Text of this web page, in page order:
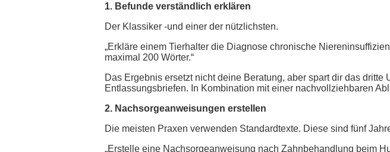
1. Befunde verständlich erklären
Der Klassiker -und einer der nützlichsten.
„Erkläre einem Tierhalter die Diagnose chronische
maximal 200 Wörter.“
Das Ergebnis ersetzt nicht deine Beratung, aber spart dir das
Entlassungsbriefen. In Kombination mit einer nachvollziehbaren
2. Nachsorgeanweisungen erstellen
Die meisten Praxen verwenden Standardtexte. Diese sind fünf
„Erstelle eine Nachsorgeanweisung nach Zahnbehandlung beim